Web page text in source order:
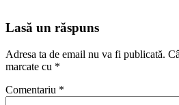
Lasă un răspuns
Adresa ta de email nu va fi publicată.
marcate cu *
Comentariu *